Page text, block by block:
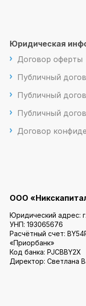
Юридическая
Договор оферты
Публичный
Публичный
Публичный
Договор
ООО
Юридический адрес:
УНП: 193065676
Расчётный счет:
«Приорбанк»
Код банка: PJCBBY2X
Директор: Светлана